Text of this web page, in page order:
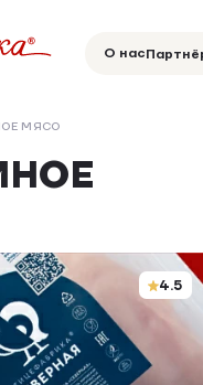
О нас
МЯСО
4.5